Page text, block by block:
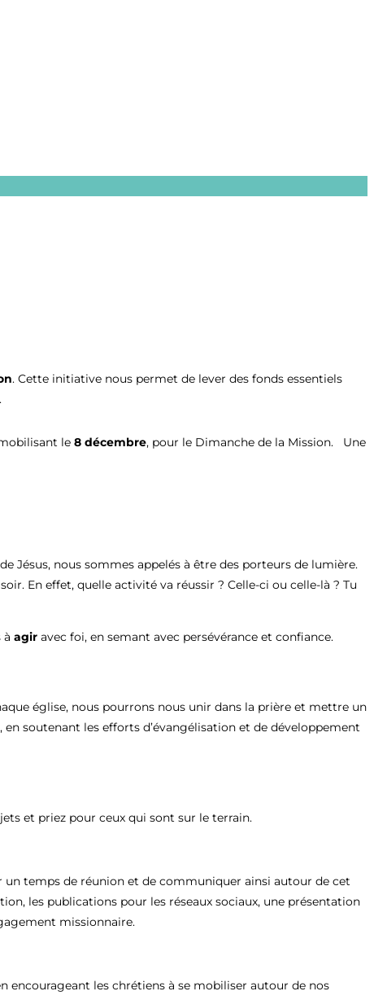
. Cette initiative nous permet de lever des fonds essentiels
.
le 8 décembre, pour le Dimanche de la Mission. Une
Jésus, nous sommes appelés à être des porteurs de lumière.
En effet, quelle activité va réussir ? Celle-ci ou celle-là ? Tu
à agir avec foi, en semant avec persévérance et confiance.
église, nous pourrons nous unir dans la prière et mettre un
soutenant les efforts d’évangélisation et de développement
et priez pour ceux qui sont sur le terrain.
un temps de réunion et de communiquer ainsi autour de cet
les publications pour les réseaux sociaux, une présentation
missionnaire.
encourageant les chrétiens à se mobiliser autour de nos